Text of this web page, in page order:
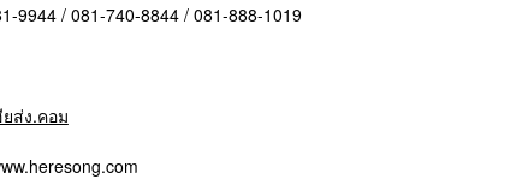
9944 / 081-740-8844 / 081-888-1019
ส่ง.คอม